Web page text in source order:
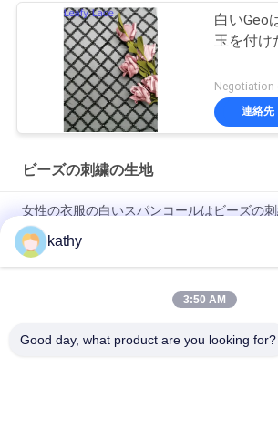
白いGeo
玉を付け
連絡先
ビーズの刺繍の生地
女性の衣服の白いスパンコールはビーズの
締める
花嫁のビーズのレースの生地60ヤードの
kathy
3:50 AM
Good day, what product are you looking for?